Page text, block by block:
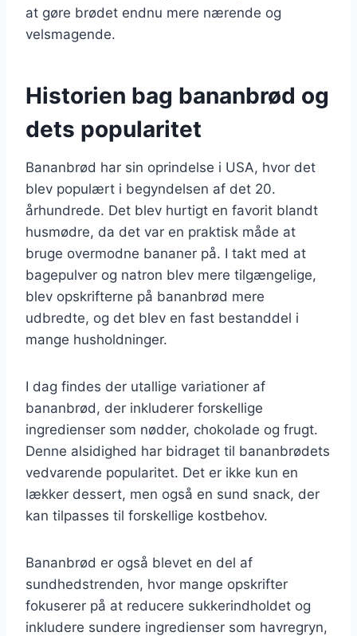
at gøre brødet endnu mere nærende og
velsmagende.
Historien bag bananbrød og
dets popularitet
Bananbrød har sin oprindelse i USA, hvor det
blev populært i begyndelsen af det 20.
århundrede. Det blev hurtigt en favorit blandt
husmødre, da det var en praktisk måde at
bruge overmodne bananer på. I takt med at
bagepulver og natron blev mere tilgængelige,
blev opskrifterne på bananbrød mere
udbredte, og det blev en fast bestanddel i
mange husholdninger.
I dag findes der utallige variationer af
bananbrød, der inkluderer forskellige
ingredienser som nødder, chokolade og frugt.
Denne alsidighed har bidraget til bananbrødets
vedvarende popularitet. Det er ikke kun en
lækker dessert, men også en sund snack, der
kan tilpasses til forskellige kostbehov.
Bananbrød er også blevet en del af
sundhedstrenden, hvor mange opskrifter
fokuserer på at reducere sukkerindholdet og
inkludere sundere ingredienser som havregryn,